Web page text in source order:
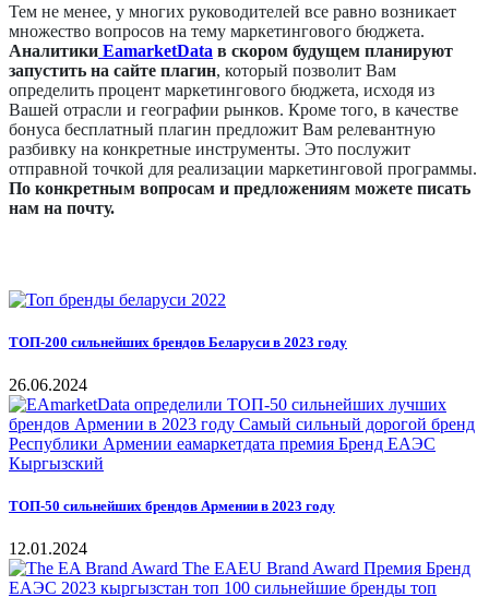
Тем не менее, у многих руководителей все равно возникает
множество вопросов на тему маркетингового бюджета.
Аналитики EamarketData в скором будущем планируют
запустить на сайте плагин, который позволит Вам
определить процент маркетингового бюджета, исходя из
Вашей отрасли и географии рынков. Кроме того, в качестве
бонуса бесплатный плагин предложит Вам релевантную
разбивку на конкретные инструменты. Это послужит
отправной точкой для реализации маркетинговой программы.
По конкретным вопросам и предложениям можете писать
нам на почту.
ТОП-200 сильнейших брендов Беларуси в 2023 году
26.06.2024
ТОП-50 сильнейших брендов Армении в 2023 году
12.01.2024